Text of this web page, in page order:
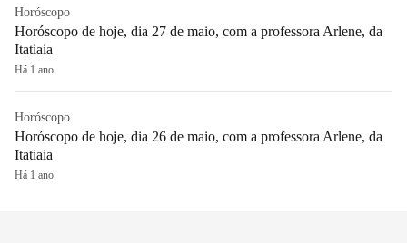
Horóscopo
Horóscopo de hoje, dia 27 de maio, com a professora Arlene, da
Itatiaia
Há 1 ano
Horóscopo
Horóscopo de hoje, dia 26 de maio, com a professora Arlene, da
Itatiaia
Há 1 ano